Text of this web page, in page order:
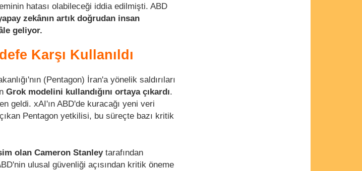
hatası olabileceği iddia edilmişti. ABD
zekânın artık doğrudan insan
geliyor.
Karşı Kullanıldı
(Pentagon) İran'a yönelik saldırıları
Grok modelini kullandığını ortaya çıkardı.
geldi. xAI'ın ABD'de kuracağı yeni veri
Pentagon yetkilisi, bu süreçte bazı kritik
olan Cameron Stanleytarafından
ulusal güvenliği açısından kritik öneme